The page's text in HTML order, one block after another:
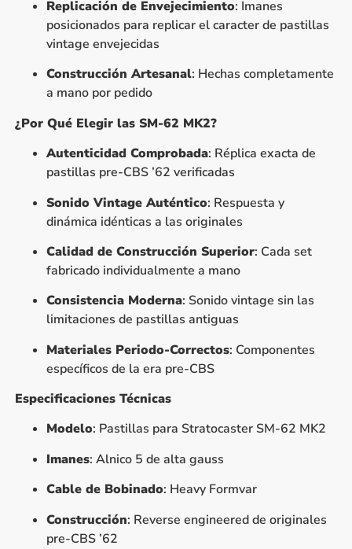
Replicación de Envejecimiento: Imanes
posicionados para replicar el caracter de pastillas
vintage envejecidas
Construcción Artesanal: Hechas completamente
a mano por pedido
¿Por Qué Elegir las SM-62 MK2?
Autenticidad Comprobada: Réplica exacta de
pastillas pre-CBS ’62 verificadas
Sonido Vintage Auténtico: Respuesta y
dinámica idénticas a las originales
Calidad de Construcción Superior: Cada set
fabricado individualmente a mano
Consistencia Moderna: Sonido vintage sin las
limitaciones de pastillas antiguas
Materiales Periodo-Correctos: Componentes
específicos de la era pre-CBS
Especificaciones Técnicas
Modelo: Pastillas para Stratocaster SM-62 MK2
Imanes: Alnico 5 de alta gauss
Cable de Bobinado: Heavy Formvar
Construcción: Reverse engineered de originales
pre-CBS ’62